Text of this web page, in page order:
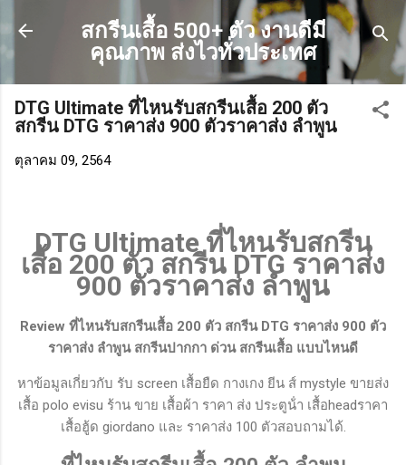
ข้ามไปที่เนื้อหาหลัก
สกรีนเสื้อ 500+ ตัว งานดีมี
คุณภาพ ส่งไวทั่วประเทศ
DTG Ultimate ที่ไหนรับสกรีนเสื้อ 200 ตัว
สกรีน DTG ราคาส่ง 900 ตัวราคาส่ง ลำพูน
ตุลาคม 09, 2564
DTG Ultimate ที่ไหนรับสกรีน
เสื้อ 200 ตัว สกรีน DTG ราคาส่ง
900 ตัวราคาส่ง ลำพูน
Review ที่ไหนรับสกรีนเสื้อ 200 ตัว สกรีน DTG ราคาส่ง 900 ตัว
ราคาส่ง ลำพูน สกรีนปากกา ด่วน สกรีนเสื้อ แบบไหนดี
หาข้อมูลเกี่ยวกับ รับ screen เสื้อยืด กางเกง ยีน ส์ mystyle ขายส่ง
เสื้อ polo evisu ร้าน ขาย เสื้อผ้า ราคา ส่ง ประตูน้ํา เสื้อheadราคา
เสื้อฮู้ด giordano และ ราคาส่ง 100 ตัวสอบถามได้.